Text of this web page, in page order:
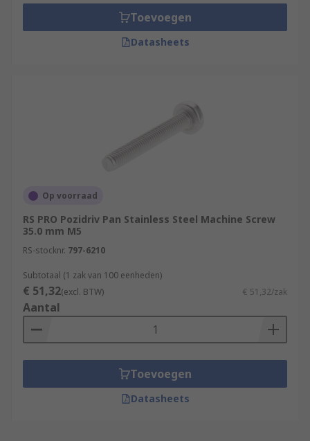
Toevoegen
Datasheets
Op voorraad
RS PRO Pozidriv Pan Stainless Steel Machine Screw
35.0 mm M5
RS-stocknr. 797-6210
Subtotaal (1 zak van 100 eenheden)
€ 51,32(excl. BTW) € 51,32/zak
Aantal
Toevoegen
Datasheets